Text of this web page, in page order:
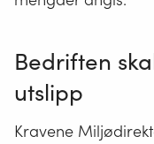
Bedriften
utslipp
Kravene